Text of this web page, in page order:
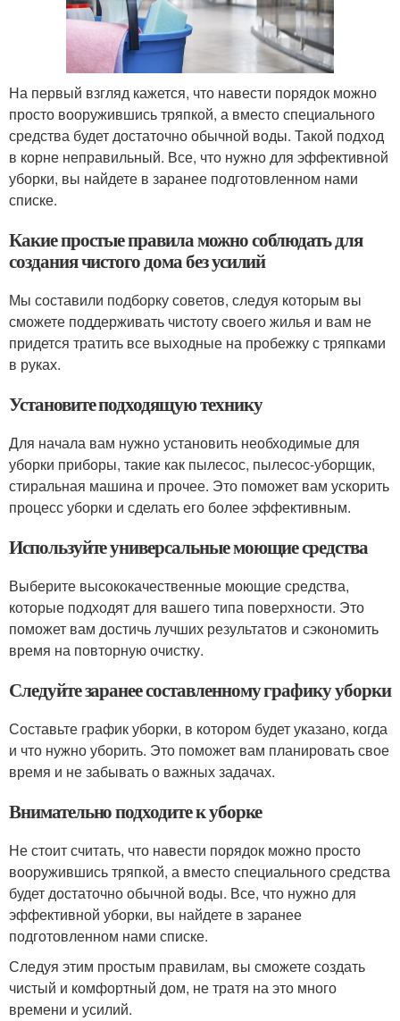
На первый взгляд кажется, что навести порядок можно
просто вооружившись тряпкой, а вместо специального
средства будет достаточно обычной воды. Такой подход
в корне неправильный. Все, что нужно для эффективной
уборки, вы найдете в заранее подготовленном нами
списке.
Какие простые правила можно соблюдать для
создания чистого дома без усилий
Мы составили подборку советов, следуя которым вы
сможете поддерживать чистоту своего жилья и вам не
придется тратить все выходные на пробежку с тряпками
в руках.
Установите подходящую технику
Для начала вам нужно установить необходимые для
уборки приборы, такие как пылесос, пылесос-уборщик,
стиральная машина и прочее. Это поможет вам ускорить
процесс уборки и сделать его более эффективным.
Используйте универсальные моющие средства
Выберите высококачественные моющие средства,
которые подходят для вашего типа поверхности. Это
поможет вам достичь лучших результатов и сэкономить
время на повторную очистку.
Следуйте заранее составленному графику уборки
Составьте график уборки, в котором будет указано, когда
и что нужно уборить. Это поможет вам планировать свое
время и не забывать о важных задачах.
Внимательно подходите к уборке
Не стоит считать, что навести порядок можно просто
вооружившись тряпкой, а вместо специального средства
будет достаточно обычной воды. Все, что нужно для
эффективной уборки, вы найдете в заранее
подготовленном нами списке.
Следуя этим простым правилам, вы сможете создать
чистый и комфортный дом, не тратя на это много
времени и усилий.